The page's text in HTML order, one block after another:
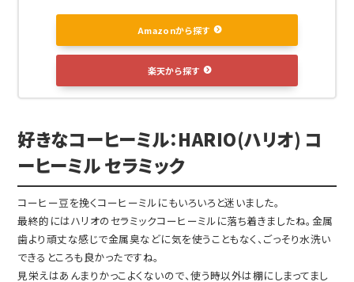
Amazonから探す
楽天から探す
好きなコーヒーミル：HARIO(ハリオ) コ
ーヒーミル セラミック
コーヒー豆を挽くコーヒーミルにもいろいろと迷いました。
最終的にはハリオのセラミックコーヒーミルに落ち着きましたね。金属
歯より頑丈な感じで金属臭などに気を使うこともなく、ごっそり水洗い
できるところも良かったですね。
見栄えはあんまりかっこよくないので、使う時以外は棚にしまってまし